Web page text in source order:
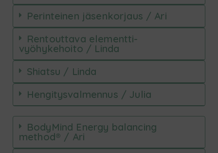
Perinteinen jäsenkorjaus / Ari
Rentouttava elementti-
vyöhykehoito / Linda
Shiatsu / Linda
Hengitysvalmennus / Julia
BodyMind Energy balancing
method® / Ari